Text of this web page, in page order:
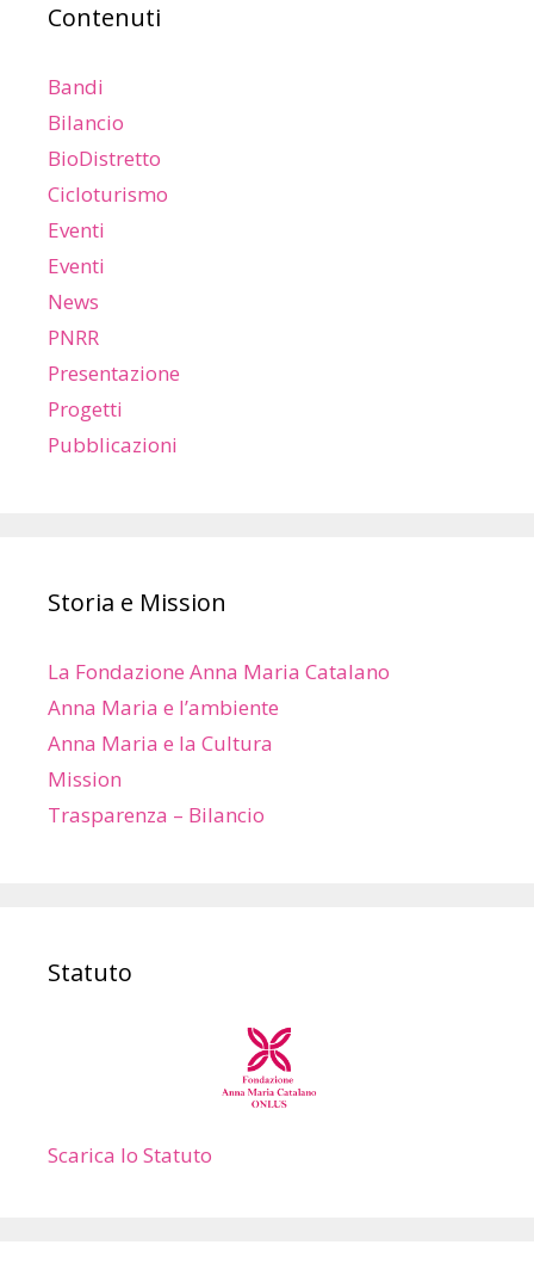
Contenuti
Bandi
Bilancio
BioDistretto
Cicloturismo
Eventi
Eventi
News
PNRR
Presentazione
Progetti
Pubblicazioni
Storia e Mission
La Fondazione Anna Maria Catalano
Anna Maria e l’ambiente
Anna Maria e la Cultura
Mission
Trasparenza – Bilancio
Statuto
Scarica lo Statuto